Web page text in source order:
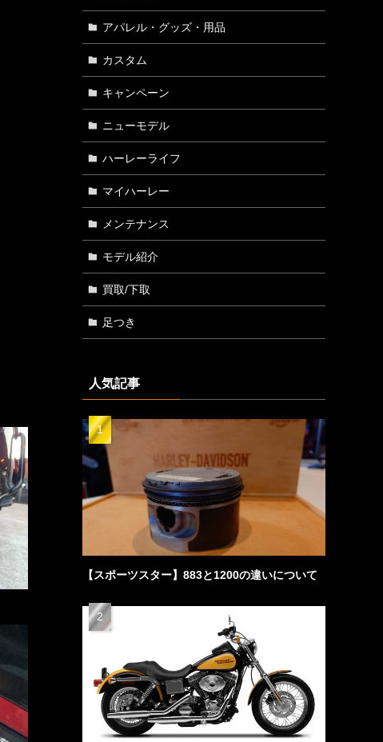
アパレル・グッズ・用品
カスタム
キャンペーン
ニューモデル
ハーレーライフ
マイハーレー
メンテナンス
モデル紹介
買取/下取
足つき
人気記事
【スポーツスター】883と1200の違いについて